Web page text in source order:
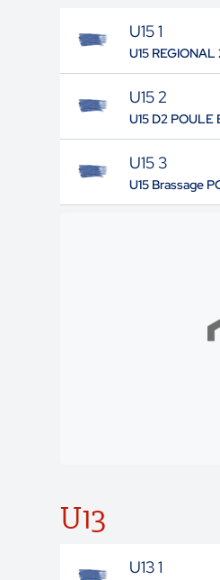
U15 1
U15
U15 2
U15 D2 POULE
U15 3
U15 Brassage
U13
U13 1